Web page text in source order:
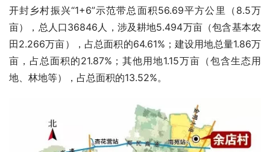
开封乡村振兴“1+6”示范带总面积56.69平方公里（8.5万
亩），总人口36846人，涉及耕地5.494万亩（包含基本农
田2.266万亩），占总面积的64.61%；建设用地总量1.86万
亩，占总面积的21.87%；其他用地1.15万亩（包含生态用
地、林地等），占总面积的13.52%。